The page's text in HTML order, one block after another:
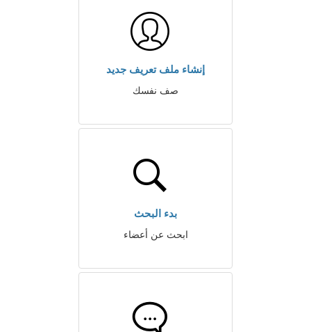
إنشاء ملف تعريف جديد
صف نفسك
بدء البحث
ابحث عن أعضاء